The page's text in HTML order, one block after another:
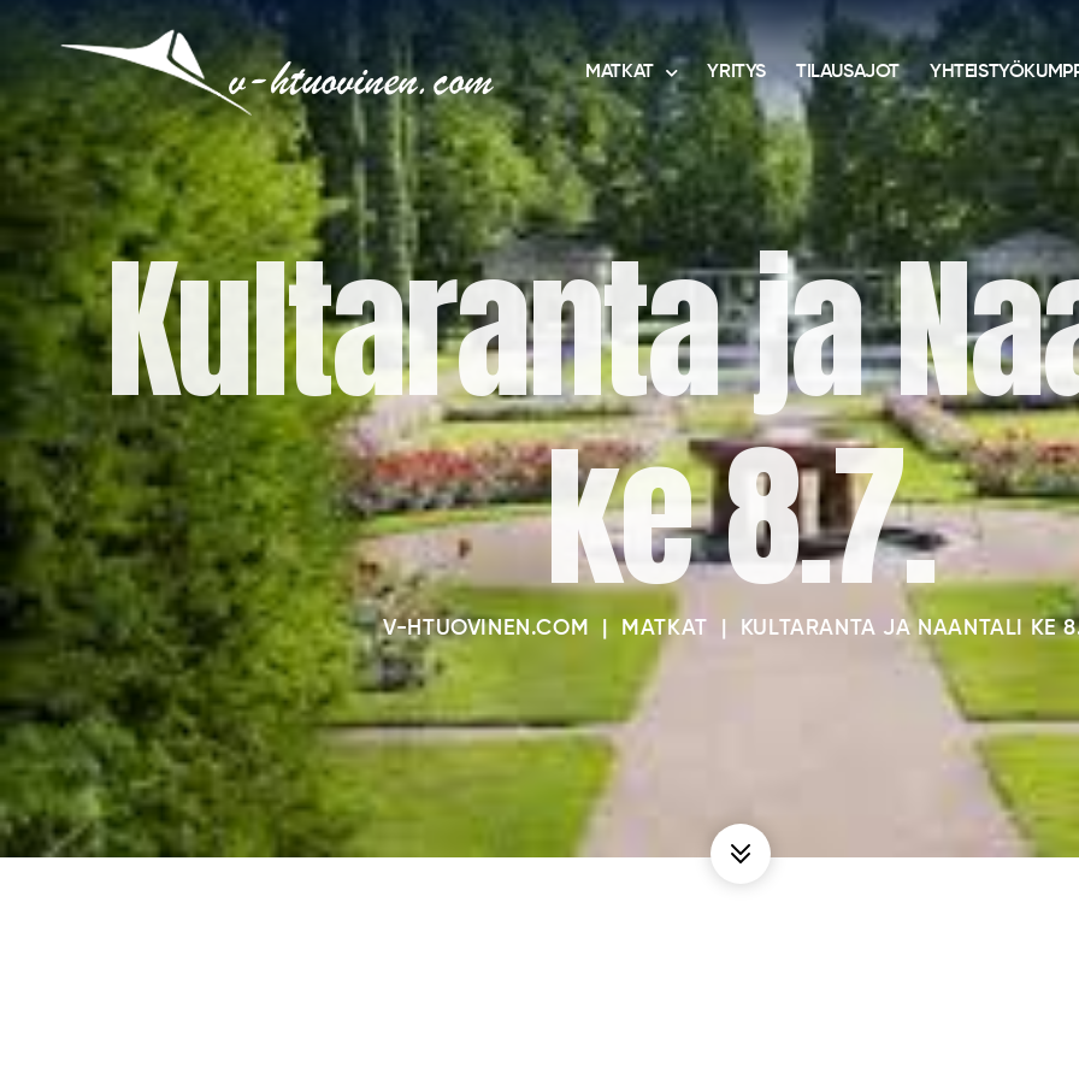
MATKAT YRITYS TILAUSAJOT
Kultaranta ja
ke 8.7.
V-HTUOVINEN.COM MATKAT KULTARANTA JA NAANTALI KE